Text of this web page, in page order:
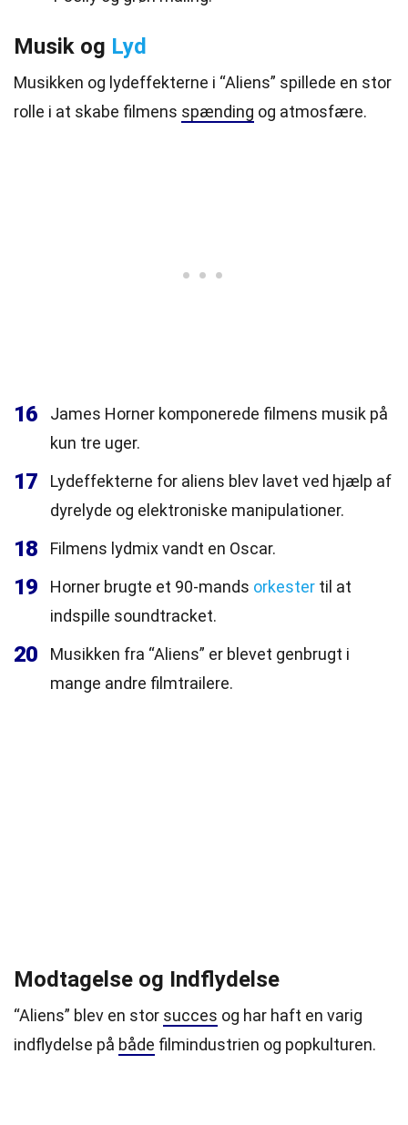
Musik og Lyd
Musikken og lydeffekterne i “Aliens” spillede en stor
rolle i at skabe filmens spænding og atmosfære.
16
James Horner komponerede filmens musik på
kun tre uger.
17
Lydeffekterne for aliens blev lavet ved hjælp af
dyrelyde og elektroniske manipulationer.
18 Filmens lydmix vandt en Oscar.
19 Horner brugte et 90-mands orkester til at
indspille soundtracket.
20
Musikken fra “Aliens” er blevet genbrugt i
mange andre filmtrailere.
Modtagelse og Indflydelse
“Aliens” blev en stor succes og har haft en varig
indflydelse på både filmindustrien og popkulturen.